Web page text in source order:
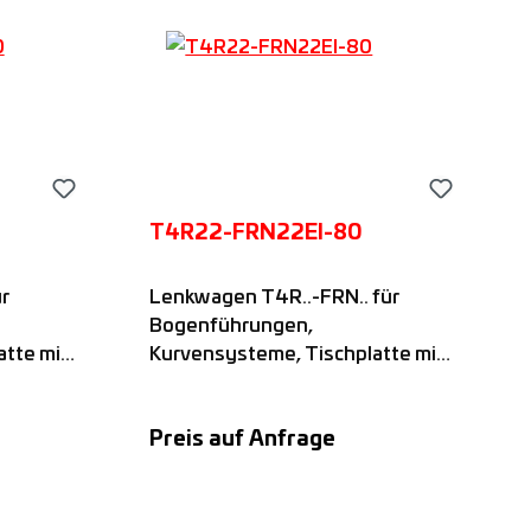
mit
T4R22-FRN22EI-80
Lenkwagen T4R..-FRN.. für
Bogenführungen,
Kurvensysteme, Tischplatte mit
Rollenabstand, passend auf
Preis auf Anfrage